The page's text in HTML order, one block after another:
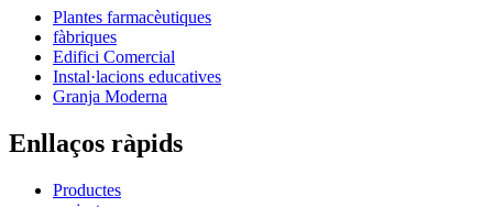
Plantes farmacèutiques
fàbriques
Edifici Comercial
Instal·lacions educatives
Granja Moderna
Enllaços ràpids
Productes